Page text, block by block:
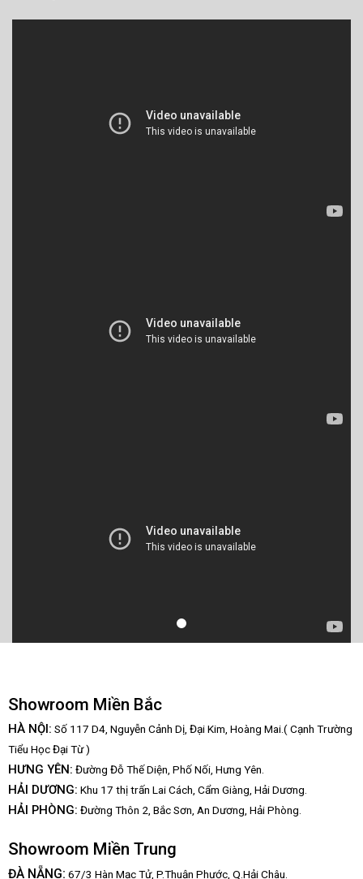
Showroom Miền Bắc
HÀ NỘI: Số 117 D4, Nguyễn Cảnh Dị, Đại Kim, Hoàng Mai.( Cạnh Trường
Tiểu Học Đại Từ )
HƯNG YÊN: Đường Đỗ Thế Diện, Phố Nối, Hưng Yên.
HẢI DƯƠNG: Khu 17 thị trấn Lai Cách, Cẩm Giàng, Hải Dương.
HẢI PHÒNG: Đường Thôn 2, Bắc Sơn, An Dương, Hải Phòng.
Showroom Miền Trung
ĐÀ NẴNG: 67/3 Hàn Mạc Tử, P.Thuận Phước, Q.Hải Châu.